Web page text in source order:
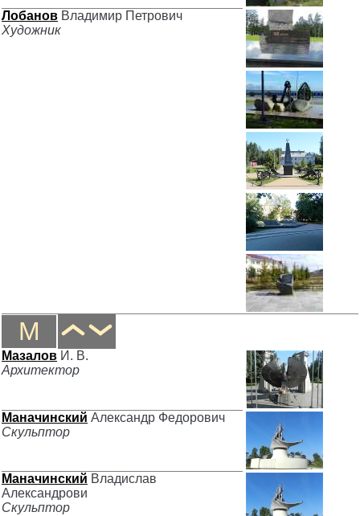
Лобанов Владимир Петрович
Художник
М
Мазалов И. В.
Архитектор
Маначинский Александр Федорович
Скульптор
Маначинский Владислав
Александрови
Скульптор